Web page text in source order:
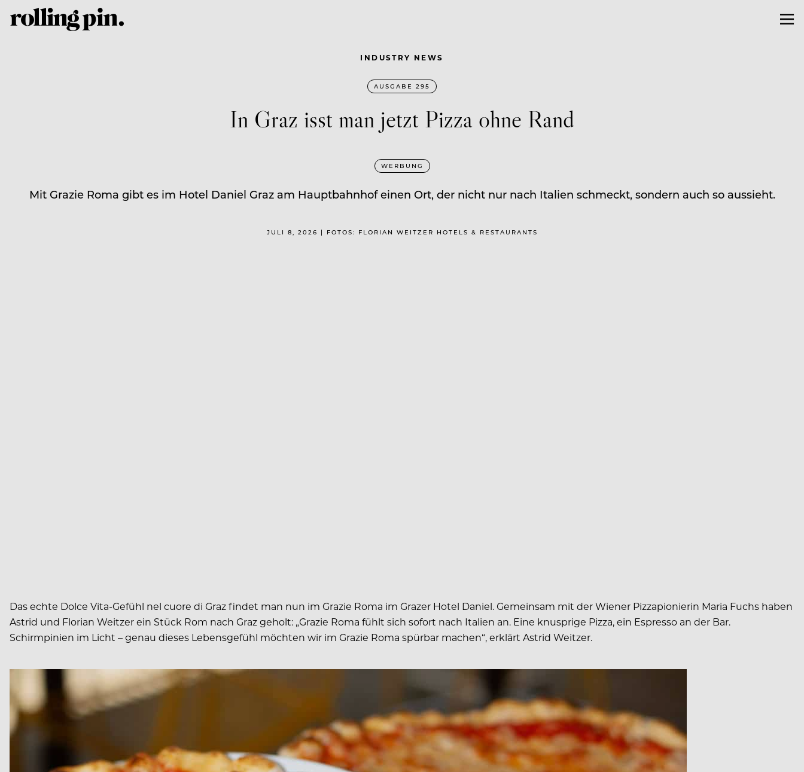
INDUSTRY NEWS
AUSGABE 295
In Graz isst man jetzt Pizza ohne Rand
WERBUNG
Mit Grazie Roma gibt es im Hotel Daniel Graz am Hauptbahnhof einen Ort, der nicht nur nach Italien schmeckt, sondern auch so aussieht.
JULI 8, 2026 | FOTOS: FLORIAN WEITZER HOTELS & RESTAURANTS
Das echte Dolce Vita-Gefühl nel cuore di Graz findet man nun im Grazie Roma im Grazer Hotel Daniel. Gemeinsam mit der Wiener Pizzapionierin Maria Fuchs haben
Astrid und Florian Weitzer ein Stück Rom nach Graz geholt: „Grazie Roma fühlt sich sofort nach Italien an. Eine knusprige Pizza, ein Espresso an der Bar.
Schirmpinien im Licht – genau dieses Lebensgefühl möchten wir im Grazie Roma spürbar machen“, erklärt Astrid Weitzer.